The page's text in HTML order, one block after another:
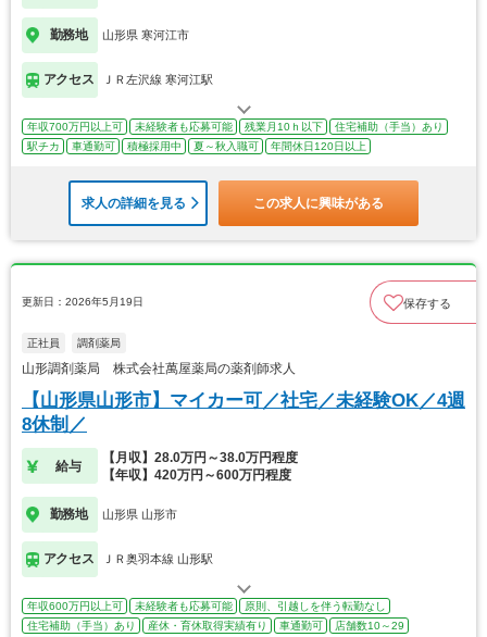
勤務地 山形県 寒河江市
アクセス ＪＲ左沢線 寒河江駅
年収700万円以上可 未経験者も応募可能 残業月10ｈ以下
住宅補助（手当）あり
駅チカ
車通勤可 積極採用中 夏～秋入職可 年間休日120日以上
求人の詳細を見る この求人に興味がある
更新日：2026年5月19日 保存する
正社員 調剤薬局
山形調剤薬局 株式会社萬屋薬局の薬剤師求人
【山形県山形市】マイカー可／社宅／未経験OK／4週
8休制／
給与
【月収】28.0万円～38.0万円程度
【年収】420万円～600万円程度
勤務地 山形県 山形市
アクセス ＪＲ奥羽本線 山形駅
年収600万円以上可 未経験者も応募可能
原則、引越しを伴う転勤なし
住宅補助（手当）あり
産休・育休取得実績有り 車通勤可
店舗数10～29